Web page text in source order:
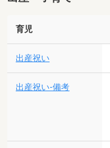
育児
出産祝い
出産祝い-備考